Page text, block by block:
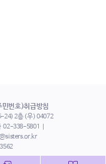
번호)취급방침
24) 2층 (우) 04072
02-338-5801